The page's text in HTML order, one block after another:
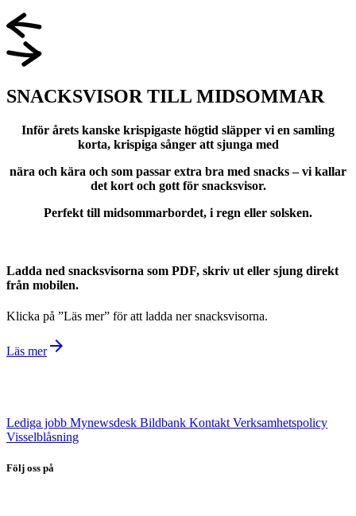
SNACKSVISOR TILL MIDSOMMAR
Inför årets kanske krispigaste högtid släpper vi en samling
korta, krispiga sånger att sjunga med
nära och kära och som passar extra bra med snacks – vi kallar
det kort och gott för snacksvisor.
Perfekt till midsommarbordet, i regn eller solsken.
Ladda ned snacksvisorna som PDF, skriv ut eller sjung direkt
från mobilen.
Klicka på ”Läs mer” för att ladda ner snacksvisorna.
Läs merarrow_forward
Lediga jobb Mynewsdesk Bildbank Kontakt Verksamhetspolicy
Visselblåsning
Följ oss på